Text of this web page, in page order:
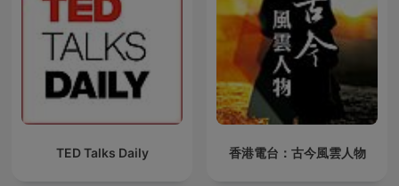
TED Talks Daily 香港電台：古今風雲人物